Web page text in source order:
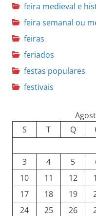
feira medieval e
feira semanal ou
feiras
feriados
festas populares
festivais
S
T Q
3
4 5
10
11 12
17
18 19
24
25 26